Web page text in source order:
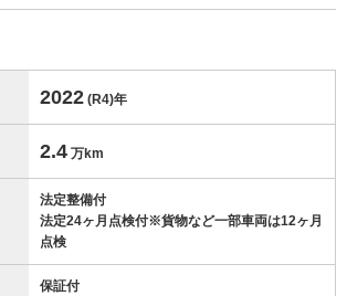
2022 (R4)年
2.4 万km
法定整備付
法定24ヶ月点検付※貨物など一部車両は12ヶ月
点検
保証付